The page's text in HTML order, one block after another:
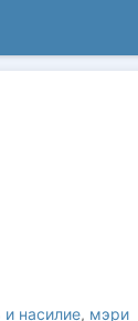
и насилие, мэри